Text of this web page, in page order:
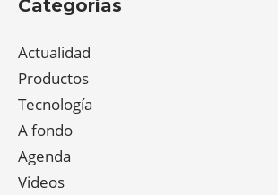
Categorías
Actualidad
Productos
Tecnología
A fondo
Agenda
Videos